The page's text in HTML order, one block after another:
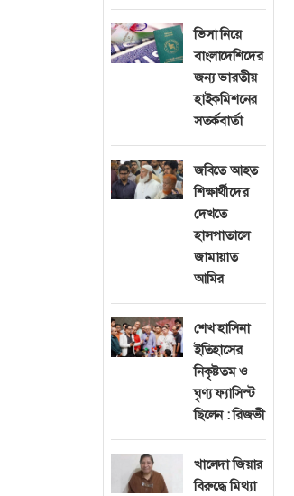
ভিসা নিয়ে
বাংলাদেশিদের
জন্য ভারতীয়
হাইকমিশনের
সতর্কবার্তা
জবিতে আহত
শিক্ষার্থীদের
দেখতে
হাসপাতালে
জামায়াত
আমির
শেখ হাসিনা
ইতিহাসের
নিকৃষ্টতম ও
ঘৃণ্য ফ্যাসিস্ট
ছিলেন : রিজভী
খালেদা জিয়ার
বিরুদ্ধে মিথ্যা